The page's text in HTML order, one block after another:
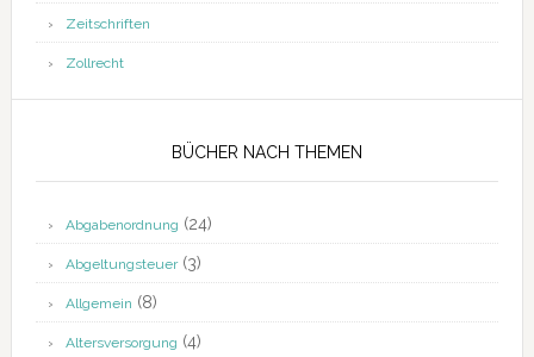
Zeitschriften
Zollrecht
BÜCHER NACH THEMEN
Abgabenordnung (24)
Abgeltungsteuer(3)
Allgemein (8)
Altersversorgung (4)